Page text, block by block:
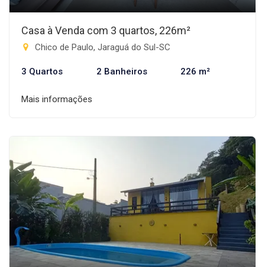
Casa à Venda com 3 quartos, 226m²
Chico de Paulo, Jaraguá do Sul-SC
3 Quartos 2 Banheiros 226 m²
Mais informações